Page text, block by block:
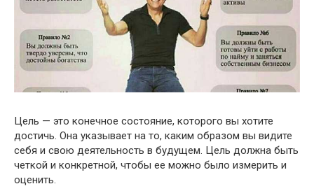
Цель — это конечное состояние, которого вы хотите
достичь. Она указывает на то, каким образом вы видите
себя и свою деятельность в будущем. Цель должна быть
четкой и конкретной, чтобы ее можно было измерить и
оценить.